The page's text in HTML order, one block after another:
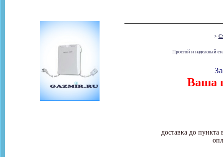
>
Простой и надежный
Ваша
доставка до